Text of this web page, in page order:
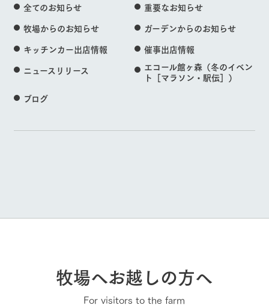
全てのお知らせ
重要なお知らせ
牧場からのお知らせ
ガーデンからのお知らせ
キッチンカー出店情報
催事出店情報
ニュースリリース
エコール館ヶ森（冬のイベン
ト［マラソン・駅伝］）
ブログ
牧場へお越しの方へ
For visitors to the farm